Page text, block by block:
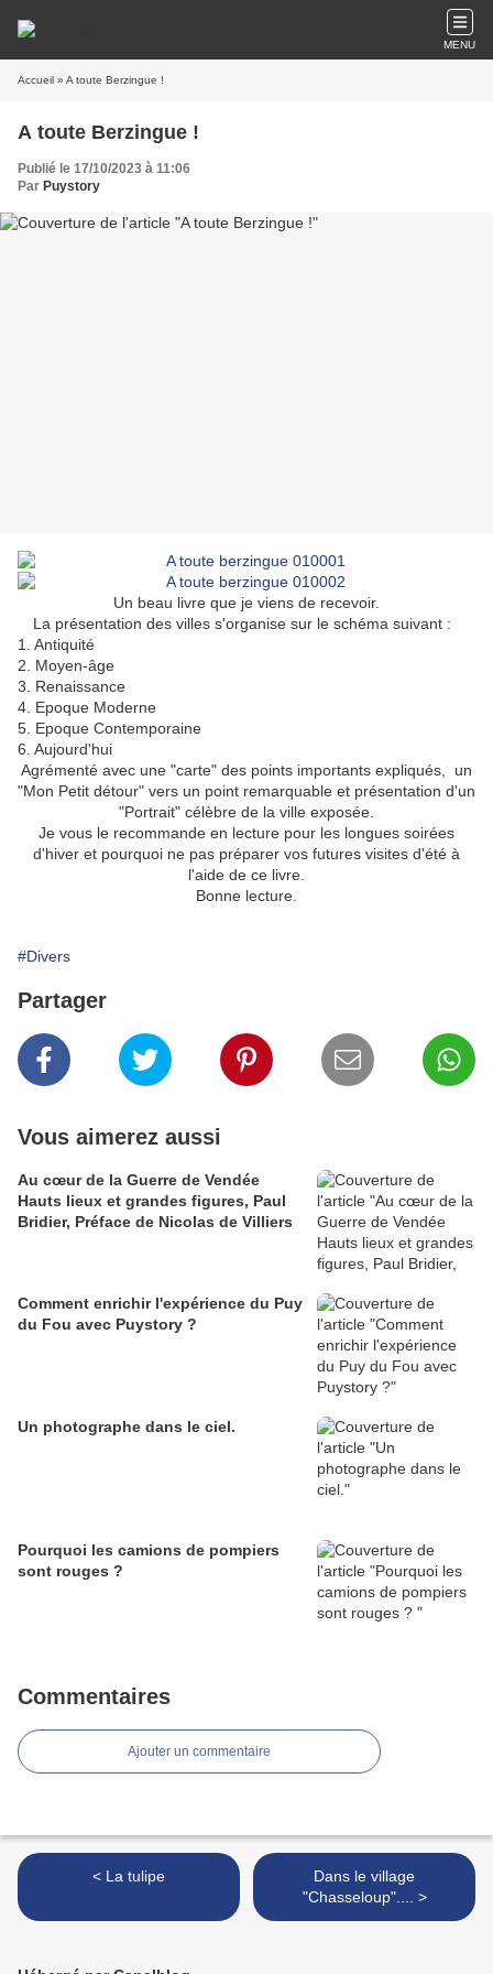
MENU
Accueil » A toute Berzingue !
A toute Berzingue !
Publié le 17/10/2023 à 11:06
Par Puystory
Un beau livre que je viens de recevoir.
La présentation des villes s'organise sur le schéma suivant :
1. Antiquité
2. Moyen-âge
3. Renaissance
4. Epoque Moderne
5. Epoque Contemporaine
6. Aujourd'hui
Agrémenté avec une "carte" des points importants expliqués, un
"Mon Petit détour" vers un point remarquable et présentation d'un
"Portrait" célèbre de la ville exposée.
Je vous le recommande en lecture pour les longues soirées
d'hiver et pourquoi ne pas préparer vos futures visites d'été à
l'aide de ce livre.
Bonne lecture.
#Divers
Partager
Vous aimerez aussi
Au cœur de la Guerre de Vendée
Hauts lieux et grandes figures, Paul
Bridier, Préface de Nicolas de Villiers
Comment enrichir l'expérience du Puy
du Fou avec Puystory ?
Un photographe dans le ciel.
Pourquoi les camions de pompiers
sont rouges ?
Commentaires
Ajouter un commentaire
< La tulipe
Dans le village
"Chasseloup".... >